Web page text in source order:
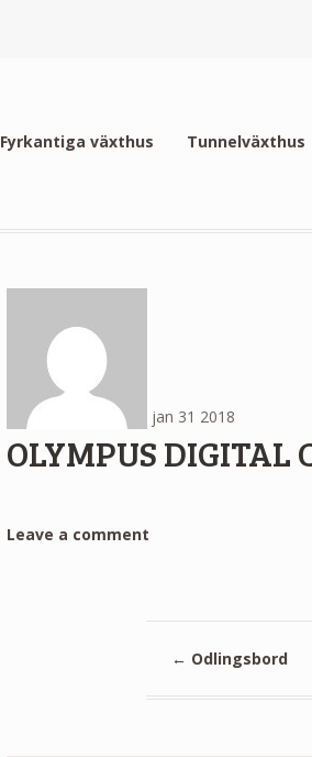
Fyrkantiga växthus Tunnelväxthus
jan 31 2018
OLYMPUS DIGITAL
Leave a comment
← Odlingsbord